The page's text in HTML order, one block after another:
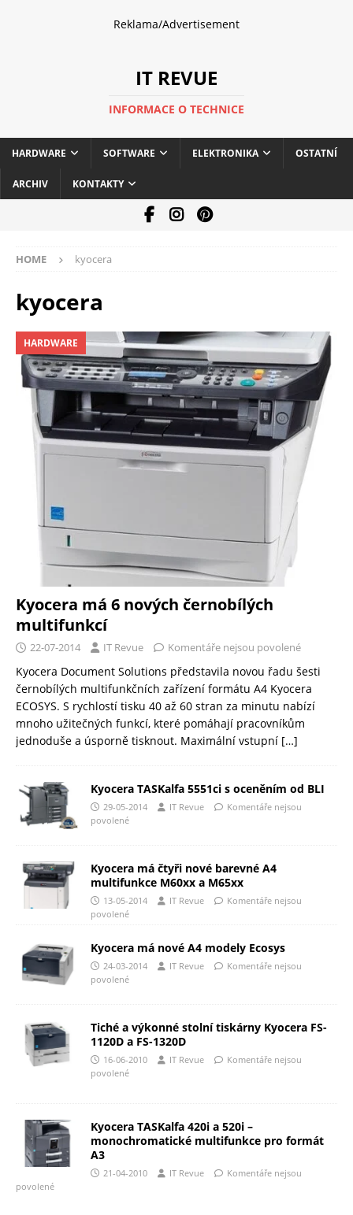
Reklama/Advertisement
IT REVUE
INFORMACE O TECHNICE
HARDWARE SOFTWARE ELEKTRONIKA OSTATNÍ
ARCHIV KONTAKTY
HOME kyocera
kyocera
HARDWARE
Kyocera má 6 nových černobílých
multifunkcí
22-07-2014 IT Revue Komentáře nejsou povolené
Kyocera Document Solutions představila novou řadu šesti
černobílých multifunkčních zařízení formátu A4 Kyocera
ECOSYS. S rychlostí tisku 40 až 60 stran za minutu nabízí
mnoho užitečných funkcí, které pomáhají pracovníkům
jednoduše a úsporně tisknout. Maximální vstupní […]
Kyocera TASKalfa 5551ci s oceněním od BLI
29-05-2014 IT Revue
Komentáře nejsou
povolené
Kyocera má čtyři nové barevné A4
multifunkce M60xx a M65xx
13-05-2014 IT Revue
Komentáře nejsou
povolené
Kyocera má nové A4 modely Ecosys
24-03-2014 IT Revue
Komentáře nejsou
povolené
Tiché a výkonné stolní tiskárny Kyocera FS-
1120D a FS-1320D
16-06-2010 IT Revue
Komentáře nejsou
povolené
Kyocera TASKalfa 420i a 520i –
monochromatické multifunkce pro formát
A3
21-04-2010 IT Revue
Komentáře nejsou
povolené